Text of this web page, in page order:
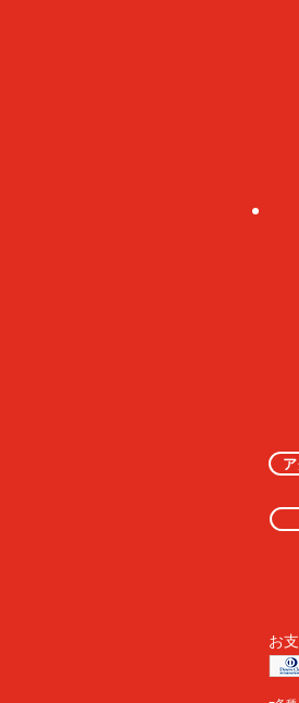
お